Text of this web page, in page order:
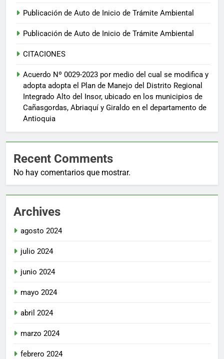
Publicación de Auto de Inicio de Trámite Ambiental
Publicación de Auto de Inicio de Trámite Ambiental
CITACIONES
Acuerdo Nº 0029-2023 por medio del cual se modifica y
adopta adopta el Plan de Manejo del Distrito Regional
Integrado Alto del Insor, ubicado en los municipios de
Cañasgordas, Abriaquí y Giraldo en el departamento de
Antioquia
Recent Comments
No hay comentarios que mostrar.
Archives
agosto 2024
julio 2024
junio 2024
mayo 2024
abril 2024
marzo 2024
febrero 2024